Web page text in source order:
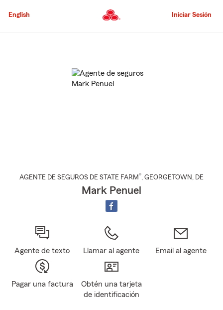
al
principal
English Iniciar Sesión
AGENTE DE SEGUROS DE STATE FARM®, GEORGETOWN , DE
Mark Penuel
Agente de texto Llamar al agente Email al agente
Pagar una factura
Obtén una tarjeta
de identificación